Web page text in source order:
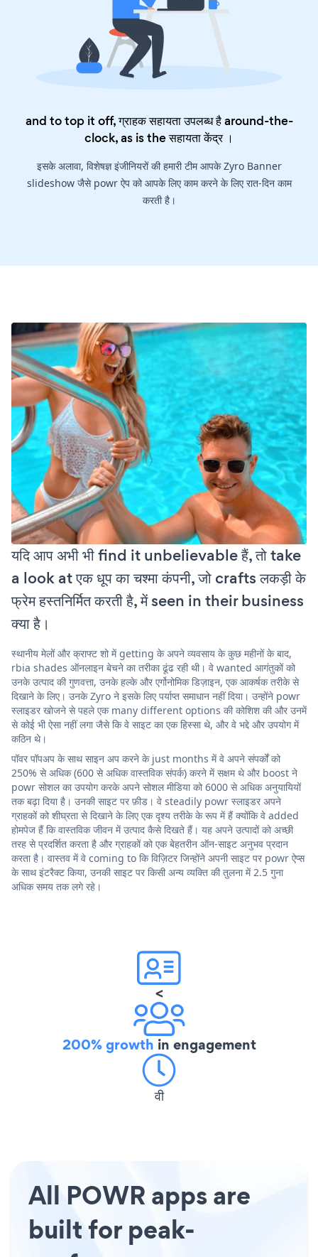
and to top it off, ग्राहक सहायता उपलब्ध है around-the-
clock, as is theसहायता केंद्र।
इसके अलावा, विशेषज्ञ इंजीनियरों की हमारी टीम आपके Zyro Banner
slideshow जैसे powr ऐप को आपके लिए काम करने के लिए रात-दिन काम
करती है।
यदि आप अभी भी find it unbelievable हैं, तो take
a look at एक धूप का चश्मा कंपनी, जो crafts लकड़ी के
फ्रेम हस्तनिर्मित करती है, में seen in their business
क्या है।
स्थानीय मेलों और क्राफ्ट शो में getting के अपने व्यवसाय के कुछ महीनों के बाद,
rbia shades ऑनलाइन बेचने का तरीका ढूंढ रही थी। वे wanted आगंतुकों को
उनके उत्पाद की गुणवत्ता, उनके हल्के और एर्गोनोमिक डिज़ाइन, एक आकर्षक तरीके से
दिखाने के लिए। उनके Zyro ने इसके लिए पर्याप्त समाधान नहीं दिया। उन्होंने powr
स्लाइडर खोजने से पहले एक many different options की कोशिश की और उनमें
से कोई भी ऐसा नहीं लगा जैसे कि वे साइट का एक हिस्सा थे, और वे भद्दे और उपयोग में
कठिन थे।
पॉवर पॉपअप के साथ साइन अप करने के just months में वे अपने संपर्कों को
250% से अधिक (600 से अधिक वास्तविक संपर्क) करने में सक्षम थे और boost ने
powr सोशल का उपयोग करके अपने सोशल मीडिया को 6000 से अधिक अनुयायियों
तक बढ़ा दिया है। उनकी साइट पर फ़ीड। वे steadily powr स्लाइडर अपने
ग्राहकों को शीघ्रता से दिखाने के लिए एक दृश्य तरीके के रूप में हैं क्योंकि वे added
होमपेज हैं कि वास्तविक जीवन में उत्पाद कैसे दिखते हैं। यह अपने उत्पादों को अच्छी
तरह से प्रदर्शित करता है और ग्राहकों को एक बेहतरीन ऑन-साइट अनुभव प्रदान
करता है। वास्तव में वे coming to कि विज़िटर जिन्होंने अपनी साइट पर powr ऐप्स
के साथ इंटरैक्ट किया, उनकी साइट पर किसी अन्य व्यक्ति की तुलना में 2.5 गुना
अधिक समय तक लगे रहे।
<
200% growth in engagement
वी
All POWR apps are
built for peak-